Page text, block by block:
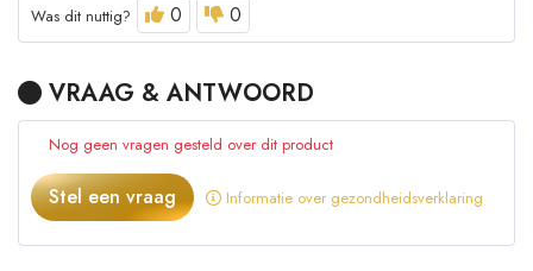
Was dit nuttig?
0 0
VRAAG & ANTWOORD
Nog geen vragen gesteld over dit product
Stel een vraag Informatie over gezondheidsverklaring